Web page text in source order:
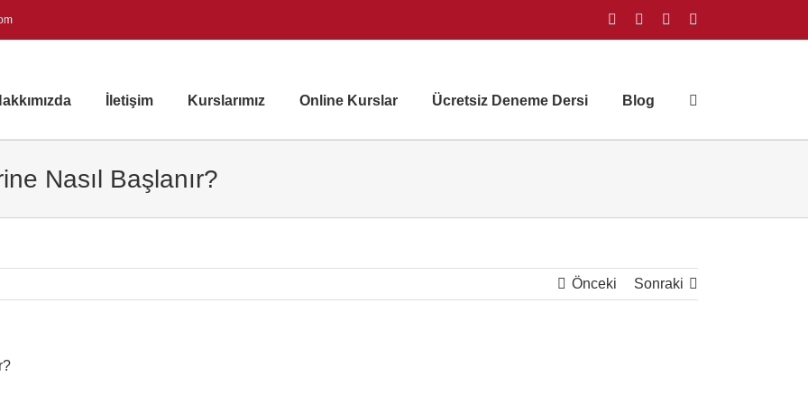
FacebookInstagram
İletişim Kurslarımız Online Kurslar Ücretsiz Deneme Dersi Blog
Nasıl Başlanır?
Önceki Sonraki